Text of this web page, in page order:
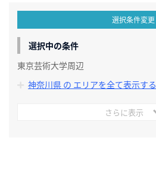
選択条件変更
選択中の条件
東京芸術大学周辺
神奈川県 の エリアを全て表示する
さらに表示